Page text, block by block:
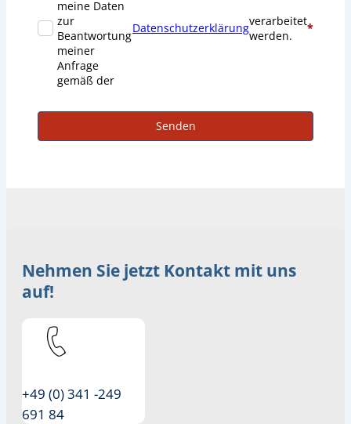
meine Daten
zur
Beantwortung
meiner
Anfrage
gemäß der
Datenschutzerklärungverarbeitet
werden.
*
Senden
Nehmen Sie jetzt Kontakt mit uns
auf!
+49 (0) 341 -249
691 84